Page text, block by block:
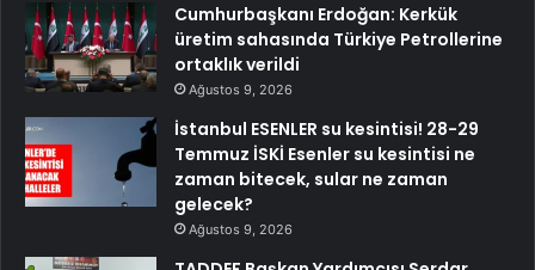
Cumhurbaşkanı Erdoğan: Kerkük
üretim sahasında Türkiye Petrollerine
ortaklık verildi
Ağustos 9, 2026
İstanbul ESENLER su kesintisi! 28-29
Temmuz İSKİ Esenler su kesintisi ne
zaman bitecek, sular ne zaman
gelecek?
Ağustos 9, 2026